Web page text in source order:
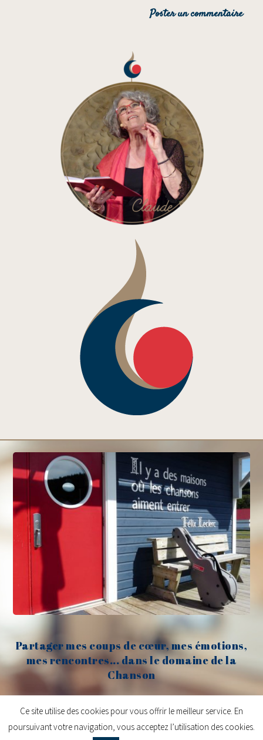
Partager mes coups de cœur, mes émotions,
mes rencontres... dans le domaine de la
Chanson
Claude Fèvre
Ce site utilise des cookies pour vous offrir le meilleur service. En
poursuivant votre navigation, vous acceptez l’utilisation des cookies.